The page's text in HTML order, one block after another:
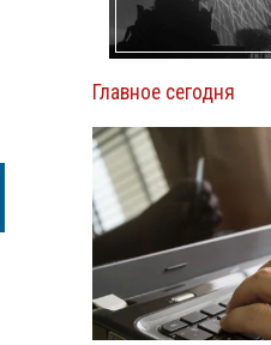
Главное сегодня